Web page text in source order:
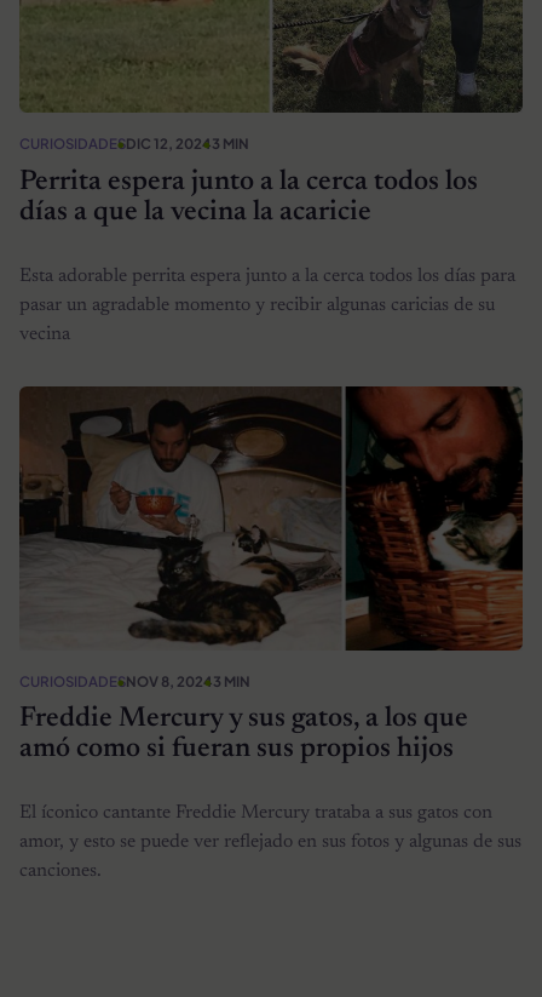
CURIOSIDADESDIC 12, 20243 MIN
Perrita espera junto a la cerca todos los
días a que la vecina la acaricie
Esta adorable perrita espera junto a la cerca todos los días para
pasar un agradable momento y recibir algunas caricias de su
vecina
CURIOSIDADESNOV 8, 20243 MIN
Freddie Mercury y sus gatos, a los que
amó como si fueran sus propios hijos
El íconico cantante Freddie Mercury trataba a sus gatos con
amor, y esto se puede ver reflejado en sus fotos y algunas de sus
canciones.